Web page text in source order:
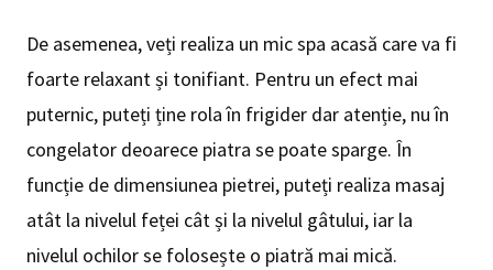
De asemenea, veți realiza un mic spa acasă care va fi
foarte relaxant și tonifiant. Pentru un efect mai
puternic, puteți ține rola în frigider dar atenție, nu în
congelator deoarece piatra se poate sparge. În
funcție de dimensiunea pietrei, puteți realiza masaj
atât la nivelul feței cât și la nivelul gâtului, iar la
nivelul ochilor se folosește o piatră mai mică.